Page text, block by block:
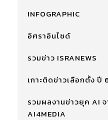
INFOGRAPHIC
อิศราอินไซด์
รวมข่าว ISRANEWS
เกาะติดข่าวเลือกตั้ง ปี
รวมผลงานข่าวยุค AI
AI4MEDIA